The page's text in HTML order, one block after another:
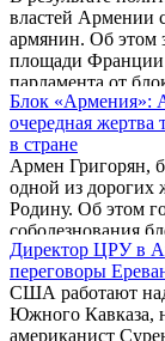
властей Армении
армянин. Об этом
площади Франции
парламента от
представитель
Дашнакцутюн
Григорян убит
следователя,
Сагателян.
Блок «Армения»:
очередная
в стране
Армен Григорян,
одной из дорогих
Родину. Об этом
соболезнования
смертью
Директор ЦРУ в
переговоры
США работают
Южного Кавказа,
американист